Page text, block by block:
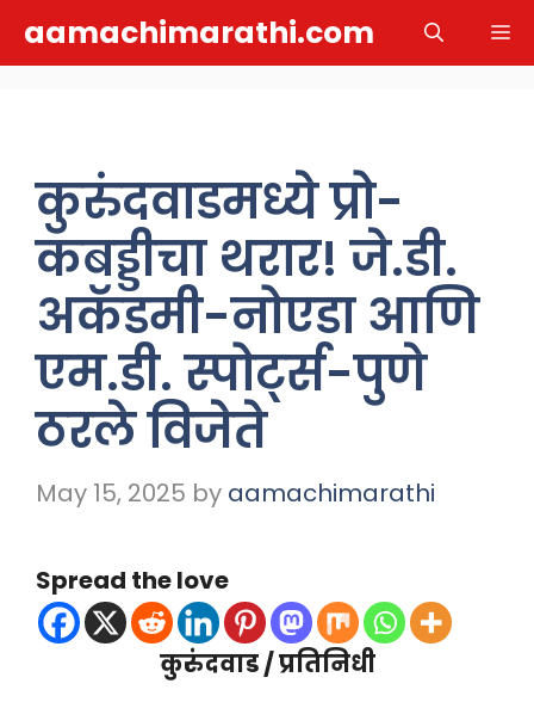
aamachimarathi.com
कुरुंदवाडमध्ये प्रो-
कबड्डीचा थरार! जे.डी.
अकॅडमी-नोएडा आणि
एम.डी. स्पोर्ट्स-पुणे
ठरले विजेते
May 15, 2025 by aamachimarathi
Spread the love
कुरुंदवाड / प्रतिनिधी